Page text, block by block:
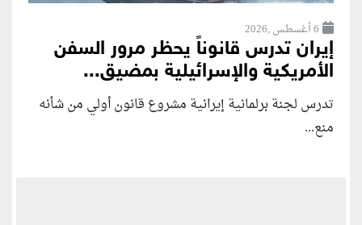
6 أغسطس ,2026
إيران تدرس قانوناً يحظر مرور السفن
الأمريكية والإسرائيلية بمضيق...
تدرس لجنة برلمانية إيرانية مشروع قانون ⁠أولي من شأنه
منع...